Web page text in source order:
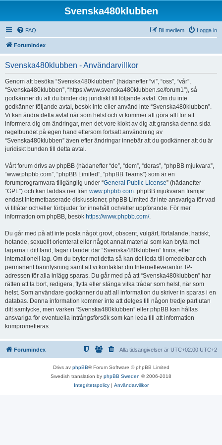
Svenska480klubben
FAQ Logga in
Bli medlem
Forumindex
Svenska480klubben - Användarvillkor
Genom att besöka “Svenska480klubben” (hädanefter “vi”, “oss”, “vår”,
“Svenska480klubben”, “https://www.svenska480klubben.se/forum1”), så
godkänner du att du binder dig juridiskt till följande avtal. Om du inte
godkänner följande avtal, besök inte eller använd inte “Svenska480klubben”.
Vi kan ändra detta avtal när som helst och vi kommer att göra allt för att
informera dig om ändringar, men det vore klokt av dig att granska denna sida
regelbundet på egen hand eftersom fortsatt användning av
“Svenska480klubben” även efter ändringar innebär att du godkänner att du är
juridiskt bunden till detta avtal.
Vårt forum drivs av phpBB (hädanefter “de”, “dem”, “deras”, “phpBB mjukvara”,
“www.phpbb.com”, “phpBB Limited”, “phpBB Teams”) som är en
forumprogramvara tillgänglig under “General Public License” (hädanefter
“GPL”) och kan laddas ner från www.phpbb.com. phpBB mjukvaran främjar
endast Internetbaserade diskussioner, phpBB Limited är inte ansvariga för vad
vi tillåter och/eller förbjuder för innehåll och/eller uppförande. För mer
information om phpBB, besök https://www.phpbb.com/.
Du går med på att inte posta något grovt, obscent, vulgärt, förtalande, hatiskt,
hotande, sexuellt orienterat eller något annat material som kan bryta mot
lagarna i ditt land, lagar i landet där “Svenska480klubben” finns, eller
internationell lag. Om du bryter mot detta så kan det leda till omedelbar och
permanent bannlysning samt att vi kontaktar din Internetleverantör. IP-
adressen för alla inlägg sparas. Du går med på att “Svenska480klubben” har
rätten att ta bort, redigera, flytta eller stänga vilka trådar som helst, när som
helst. Som användare godkänner du att all information du skriver in sparas i en
databas. Denna information kommer inte att delges till någon tredje part utan
ditt samtycke, men varken “Svenska480klubben” eller phpBB kan hållas
ansvariga för eventuella intrångsförsök som kan leda till att information
komprometteras.
Forumindex Alla tidsangivelser är UTC+02:00 UTC+2
Drivs av phpBB® Forum Software © phpBB Limited
Swedish translation by phpBB Sweden © 2006-2018
Integritetspolicy| Användarvillkor